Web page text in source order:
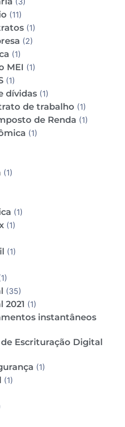
(11)
(1)
(2)
(1)
MEI (1)
(1)
dívidas (1)
de trabalho (1)
de Renda (1)
(1)
(1)
(1)
(1)
(1)
(35)
2021 (1)
instantâneos
Escrituração Digital
(1)
(1)